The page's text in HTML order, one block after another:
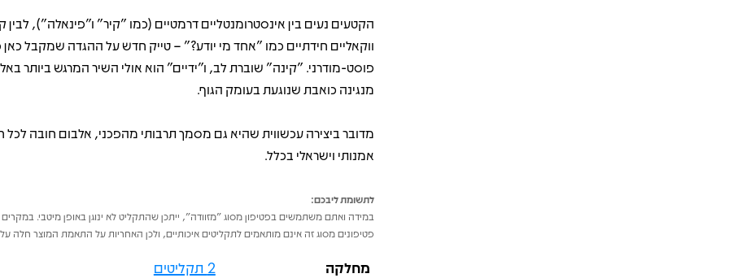
הקטעים נעים בין אינסטרומנטליים דרמטיים (כמו "קיר" ו"פינאלה"), לבין
ווקאליים חידתיים כמו "אחד מי יודע?" – טייק חדש על ההגדה שמקבל כאן
פוסט-מודרני. "קינה" שוברת לב, ו"ידיים" הוא אולי השיר המרגש ביותר
מנגינה כואבת שנוגעת בעומק הגוף.
מדובר ביצירה עכשווית שהיא גם מסמך תרבותי מהפכני, אלבום חובה לכל
אמנותי וישראלי בכלל.
לתשומת ליבכם:
במידה ואתם משתמשים בפטיפון מסוג "מזוודה", ייתכן שהתקליט לא ינוגן באופן מיטבי.
פטיפונים מסוג זה אינם מותאמים לתקליטים איכותיים, ולכן האחריות על התאמת המוצר חלה
מחלקה 2 תקליטים